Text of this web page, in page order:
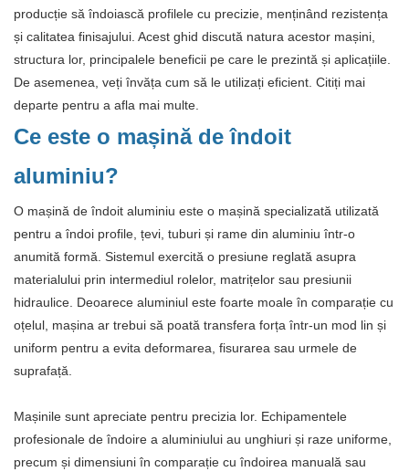
producție să îndoiască profilele cu precizie, menținând rezistența
și calitatea finisajului. Acest ghid discută natura acestor mașini,
structura lor, principalele beneficii pe care le prezintă și aplicațiile.
De asemenea, veți învăța cum să le utilizați eficient. Citiți mai
departe pentru a afla mai multe.
Ce este o mașină de îndoit
aluminiu?
O mașină de îndoit aluminiu este o mașină specializată utilizată
pentru a îndoi profile, țevi, tuburi și rame din aluminiu într-o
anumită formă. Sistemul exercită o presiune reglată asupra
materialului prin intermediul rolelor, matrițelor sau presiunii
hidraulice. Deoarece aluminiul este foarte moale în comparație cu
oțelul, mașina ar trebui să poată transfera forța într-un mod lin și
uniform pentru a evita deformarea, fisurarea sau urmele de
suprafață.
Mașinile sunt apreciate pentru precizia lor. Echipamentele
profesionale de îndoire a aluminiului au unghiuri și raze uniforme,
precum și dimensiuni în comparație cu îndoirea manuală sau